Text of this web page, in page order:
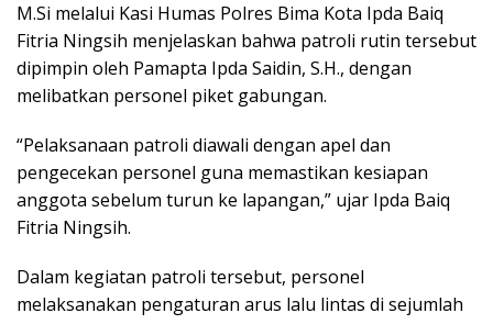
M.Si melalui Kasi Humas Polres Bima Kota Ipda Baiq
Fitria Ningsih menjelaskan bahwa patroli rutin tersebut
dipimpin oleh Pamapta Ipda Saidin, S.H., dengan
melibatkan personel piket gabungan.
“Pelaksanaan patroli diawali dengan apel dan
pengecekan personel guna memastikan kesiapan
anggota sebelum turun ke lapangan,” ujar Ipda Baiq
Fitria Ningsih.
Dalam kegiatan patroli tersebut, personel
melaksanakan pengaturan arus lalu lintas di sejumlah